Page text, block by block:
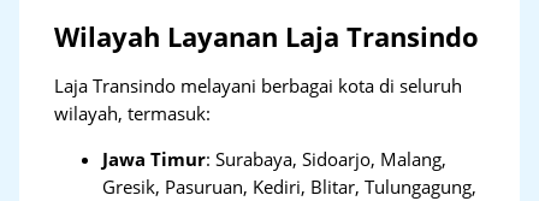
Wilayah Layanan Laja Transindo
Laja Transindo melayani berbagai kota di seluruh
wilayah, termasuk:
Jawa Timur:Surabaya, Sidoarjo, Malang,
Gresik, Pasuruan, Kediri, Blitar, Tulungagung,